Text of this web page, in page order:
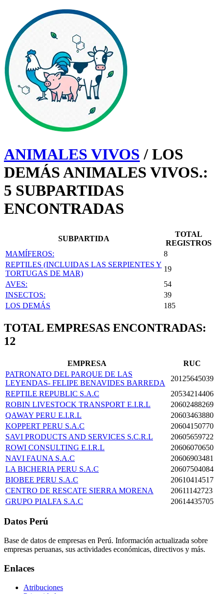
ANIMALES VIVOS / LOS
DEMÁS ANIMALES VIVOS.:
5 SUBPARTIDAS
ENCONTRADAS
SUBPARTIDA
TOTAL
REGISTROS
MAMÍFEROS:
8
REPTILES (INCLUIDAS LAS SERPIENTES Y
TORTUGAS DE MAR)
19
AVES:
54
INSECTOS:
39
LOS DEMÁS
185
TOTAL EMPRESAS ENCONTRADAS:
12
EMPRESA
RUC
PATRONATO DEL PARQUE DE LAS
LEYENDAS- FELIPE BENAVIDES BARREDA
20125645039
REPTILE REPUBLIC S.A.C
20534214406
ROBIN LIVESTOCK TRANSPORT E.I.R.L
20602488269
QAWAY PERU E.I.R.L
20603463880
KOPPERT PERU S.A.C
20604150770
SAVI PRODUCTS AND SERVICES S.C.R.L
20605659722
ROWI CONSULTING E.I.R.L
20606070650
NAVI FAUNA S.A.C
20606903481
LA BICHERIA PERU S.A.C
20607504084
BIOBEE PERU S.A.C
20610414517
CENTRO DE RESCATE SIERRA MORENA
20611142723
GRUPO PIALFA S.A.C
20614435705
Datos Perú
Base de datos de empresas en Perú. Información actualizada sobre
empresas peruanas, sus actividades económicas, directivos y más.
Enlaces
Atribuciones